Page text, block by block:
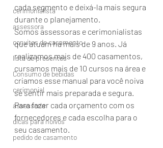
cerimonialista
assessora
convites de casamento
lista de presentes
Consumo de bebidas
cerimonial
assessoria
dicas para noivos
pedido de casamento
cada segmento e deixá-la mais segura
durante o planejamento.
Somos assessoras e cerimonialistas
que atuam há mais de 9 anos. Já
realizamos mais de 400 casamentos,
cursamos mais de 10 cursos na área e
criamos esse manual para você noiva
se sentir mais preparada e segura.
Para fazer cada orçamento com os
fornecedores e cada escolha para o
seu casamento.